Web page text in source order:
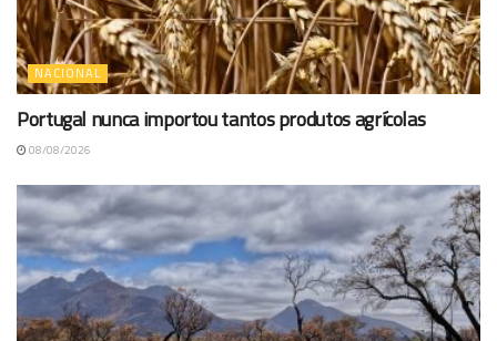
NACIONAL
Portugal nunca importou tantos produtos agrícolas
08/08/2026